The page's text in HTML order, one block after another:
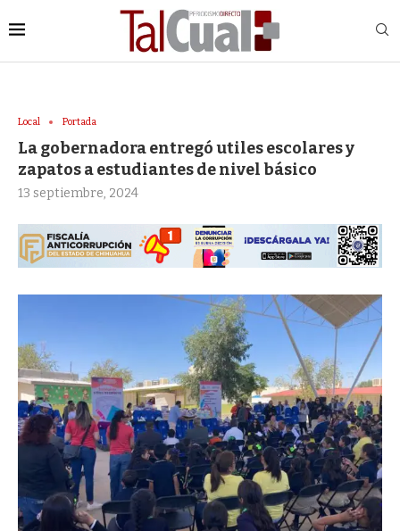
Local Portada
La gobernadora entregó utiles escolares y
zapatos a estudiantes de nivel básico
13 septiembre, 2024